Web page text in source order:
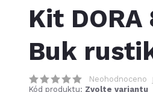
Kit
Buk
Neohodnoceno
Kód produktu: Zvolte variantu